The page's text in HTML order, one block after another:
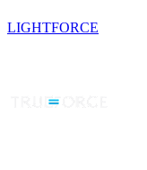
LIGHTFORCE